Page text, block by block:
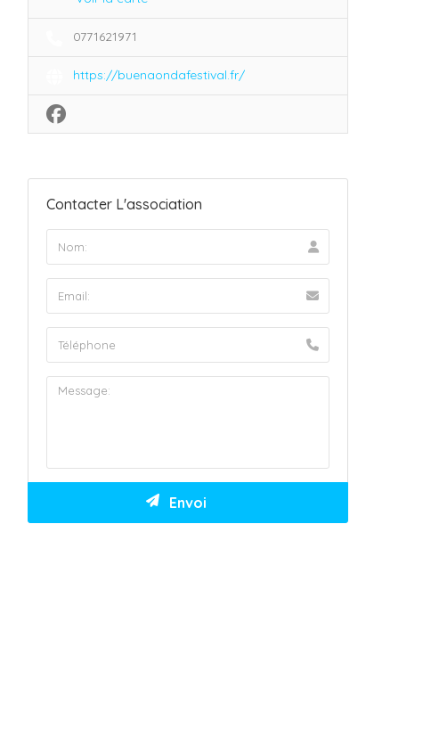
0771621971
https://buenaondafestival.fr/
Contacter L'association